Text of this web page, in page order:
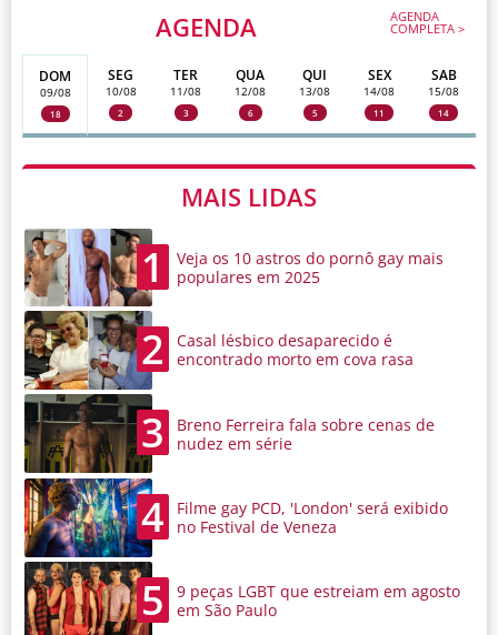
AGENDA AGENDA
COMPLETA >
DOM
09/08
18
SEG
10/08
2
TER
11/08
3
QUA
12/08
6
QUI
13/08
5
SEX
14/08
11
SAB
15/08
14
MAIS LIDAS
1
Veja os 10 astros do pornô gay mais
populares em 2025
2
Casal lésbico desaparecido é
encontrado morto em cova rasa
3
Breno Ferreira fala sobre cenas de
nudez em série
4
Filme gay PCD, 'London' será exibido
no Festival de Veneza
5
9 peças LGBT que estreiam em agosto
em São Paulo